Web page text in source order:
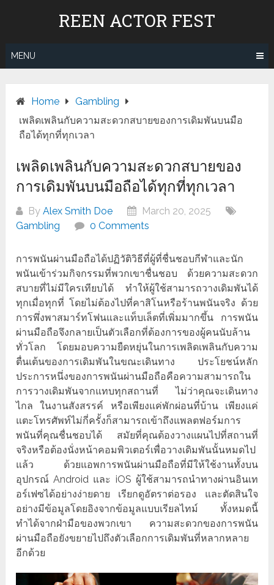
REEN ACTOR FEST
MENU
Home
Gambling
เพลิดเพลินกับความสะดวกสบายของการเดิมพันบนมือ
ถือได้ทุกที่ทุกเวลา
เพลิดเพลินกับความสะดวกสบายของ
การเดิมพันบนมือถือได้ทุกที่ทุกเวลา
ByAlex Smith Doe
March 20, 2025
Gambling
0 Comments
การพนันผ่านมือถือได้ปฏิวัติวิธีที่ผู้ที่ชื่นชอบกีฬาและนัก
พนันเข้าร่วมกิจกรรมที่พวกเขาชื่นชอบ ด้วยความสะดวก
สบายที่ไม่มีใครเทียบได้ ทำให้ผู้ใช้สามารถวางเดิมพันได้
ทุกเมื่อทุกที่ โดยไม่ต้องไปที่คาสิโนหรือร้านพนันจริง ด้วย
การพึ่งพาสมาร์ทโฟนและแท็บเล็ตที่เพิ่มมากขึ้น การพนัน
ผ่านมือถือจึงกลายเป็นตัวเลือกที่ต้องการของผู้คนนับล้าน
ทั่วโลก โดยมอบความยืดหยุ่นในการเพลิดเพลินกับความ
ตื่นเต้นของการเดิมพันในขณะเดินทาง ประโยชน์หลัก
ประการหนึ่งของการพนันผ่านมือถือคือความสามารถใน
การวางเดิมพันจากแทบทุกสถานที่ ไม่ว่าคุณจะเดินทาง
ไกล ในงานสังสรรค์ หรือเพียงแค่พักผ่อนที่บ้าน เพียงแค่
แตะโทรศัพท์ไม่กี่ครั้งก็สามารถเข้าถึงแพลตฟอร์มการ
พนันที่คุณชื่นชอบได้ สมัยที่คุณต้องวางแผนไปที่สถานที่
จริงหรือต้องนั่งหน้าคอมพิวเตอร์เพื่อวางเดิมพันนั้นหมดไป
แล้ว ด้วยแอพการพนันผ่านมือถือที่มีให้ใช้งานทั้งบน
อุปกรณ์ Android และ iOS ผู้ใช้สามารถนำทางผ่านอินเท
อร์เฟซได้อย่างง่ายดาย เรียกดูอัตราต่อรอง และตัดสินใจ
อย่างมีข้อมูลโดยอิงจากข้อมูลแบบเรียลไทม์ ทั้งหมดนี้
ทำได้จากฝ่ามือของพวกเขา ความสะดวกของการพนัน
ผ่านมือถือยังขยายไปถึงตัวเลือกการเดิมพันที่หลากหลาย
อีกด้วย